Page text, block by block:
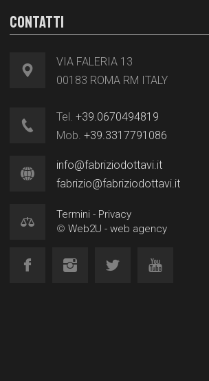
CONTATTI
VIA FALERIA 13
00183 ROMA RM ITALY
Tel. +39.0670494819
Mob. +39.3317791086
info@fabriziodottavi.it
fabrizio@fabriziodottavi.it
Termini - Privacy
© Web2U - web agency